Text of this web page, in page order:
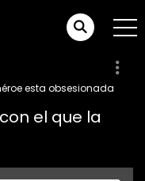
esta obsesionada
el que la